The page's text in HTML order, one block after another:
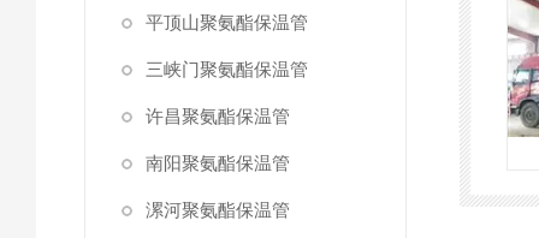
平顶山聚氨酯保温管
三峡门聚氨酯保温管
许昌聚氨酯保温管
南阳聚氨酯保温管
漯河聚氨酯保温管